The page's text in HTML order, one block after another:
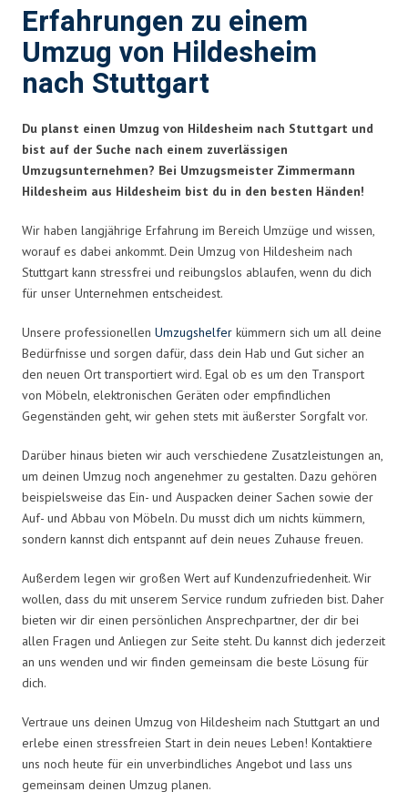
Erfahrungen zu einem
Umzug von Hildesheim
nach Stuttgart
Du planst einen Umzug von Hildesheim nach Stuttgart und
bist auf der Suche nach einem zuverlässigen
Umzugsunternehmen? Bei Umzugsmeister Zimmermann
Hildesheim aus Hildesheim bist du in den besten Händen!
Wir haben langjährige Erfahrung im Bereich Umzüge und wissen,
worauf es dabei ankommt. Dein Umzug von Hildesheim nach
Stuttgart kann stressfrei und reibungslos ablaufen, wenn du dich
für unser Unternehmen entscheidest.
Unsere professionellen Umzugshelfer kümmern sich um all deine
Bedürfnisse und sorgen dafür, dass dein Hab und Gut sicher an
den neuen Ort transportiert wird. Egal ob es um den Transport
von Möbeln, elektronischen Geräten oder empfindlichen
Gegenständen geht, wir gehen stets mit äußerster Sorgfalt vor.
Darüber hinaus bieten wir auch verschiedene Zusatzleistungen an,
um deinen Umzug noch angenehmer zu gestalten. Dazu gehören
beispielsweise das Ein- und Auspacken deiner Sachen sowie der
Auf- und Abbau von Möbeln. Du musst dich um nichts kümmern,
sondern kannst dich entspannt auf dein neues Zuhause freuen.
Außerdem legen wir großen Wert auf Kundenzufriedenheit. Wir
wollen, dass du mit unserem Service rundum zufrieden bist. Daher
bieten wir dir einen persönlichen Ansprechpartner, der dir bei
allen Fragen und Anliegen zur Seite steht. Du kannst dich jederzeit
an uns wenden und wir finden gemeinsam die beste Lösung für
dich.
Vertraue uns deinen Umzug von Hildesheim nach Stuttgart an und
erlebe einen stressfreien Start in dein neues Leben! Kontaktiere
uns noch heute für ein unverbindliches Angebot und lass uns
gemeinsam deinen Umzug planen.